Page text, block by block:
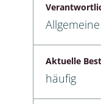
Aktuelle
häufig